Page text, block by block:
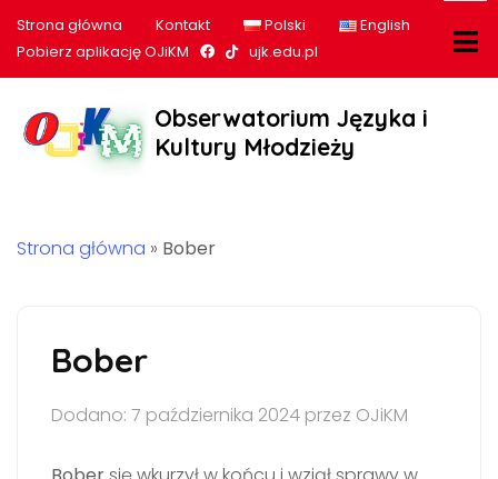
Strona główna Kontakt Polski
English
Pobierz aplikację OJiKM
Nasz profil na Facebook
Nasz profil na tiktok
ujk.edu.pl
Obserwatorium Języka i
Kultury Młodzieży
Strona główna » Bober
Bober
Dodano: 7 października 2024 przez OJiKM